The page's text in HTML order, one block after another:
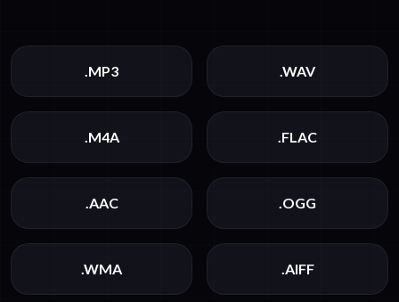
.MP3 .WAV
.M4A .FLAC
.AAC .OGG
.WMA .AIFF